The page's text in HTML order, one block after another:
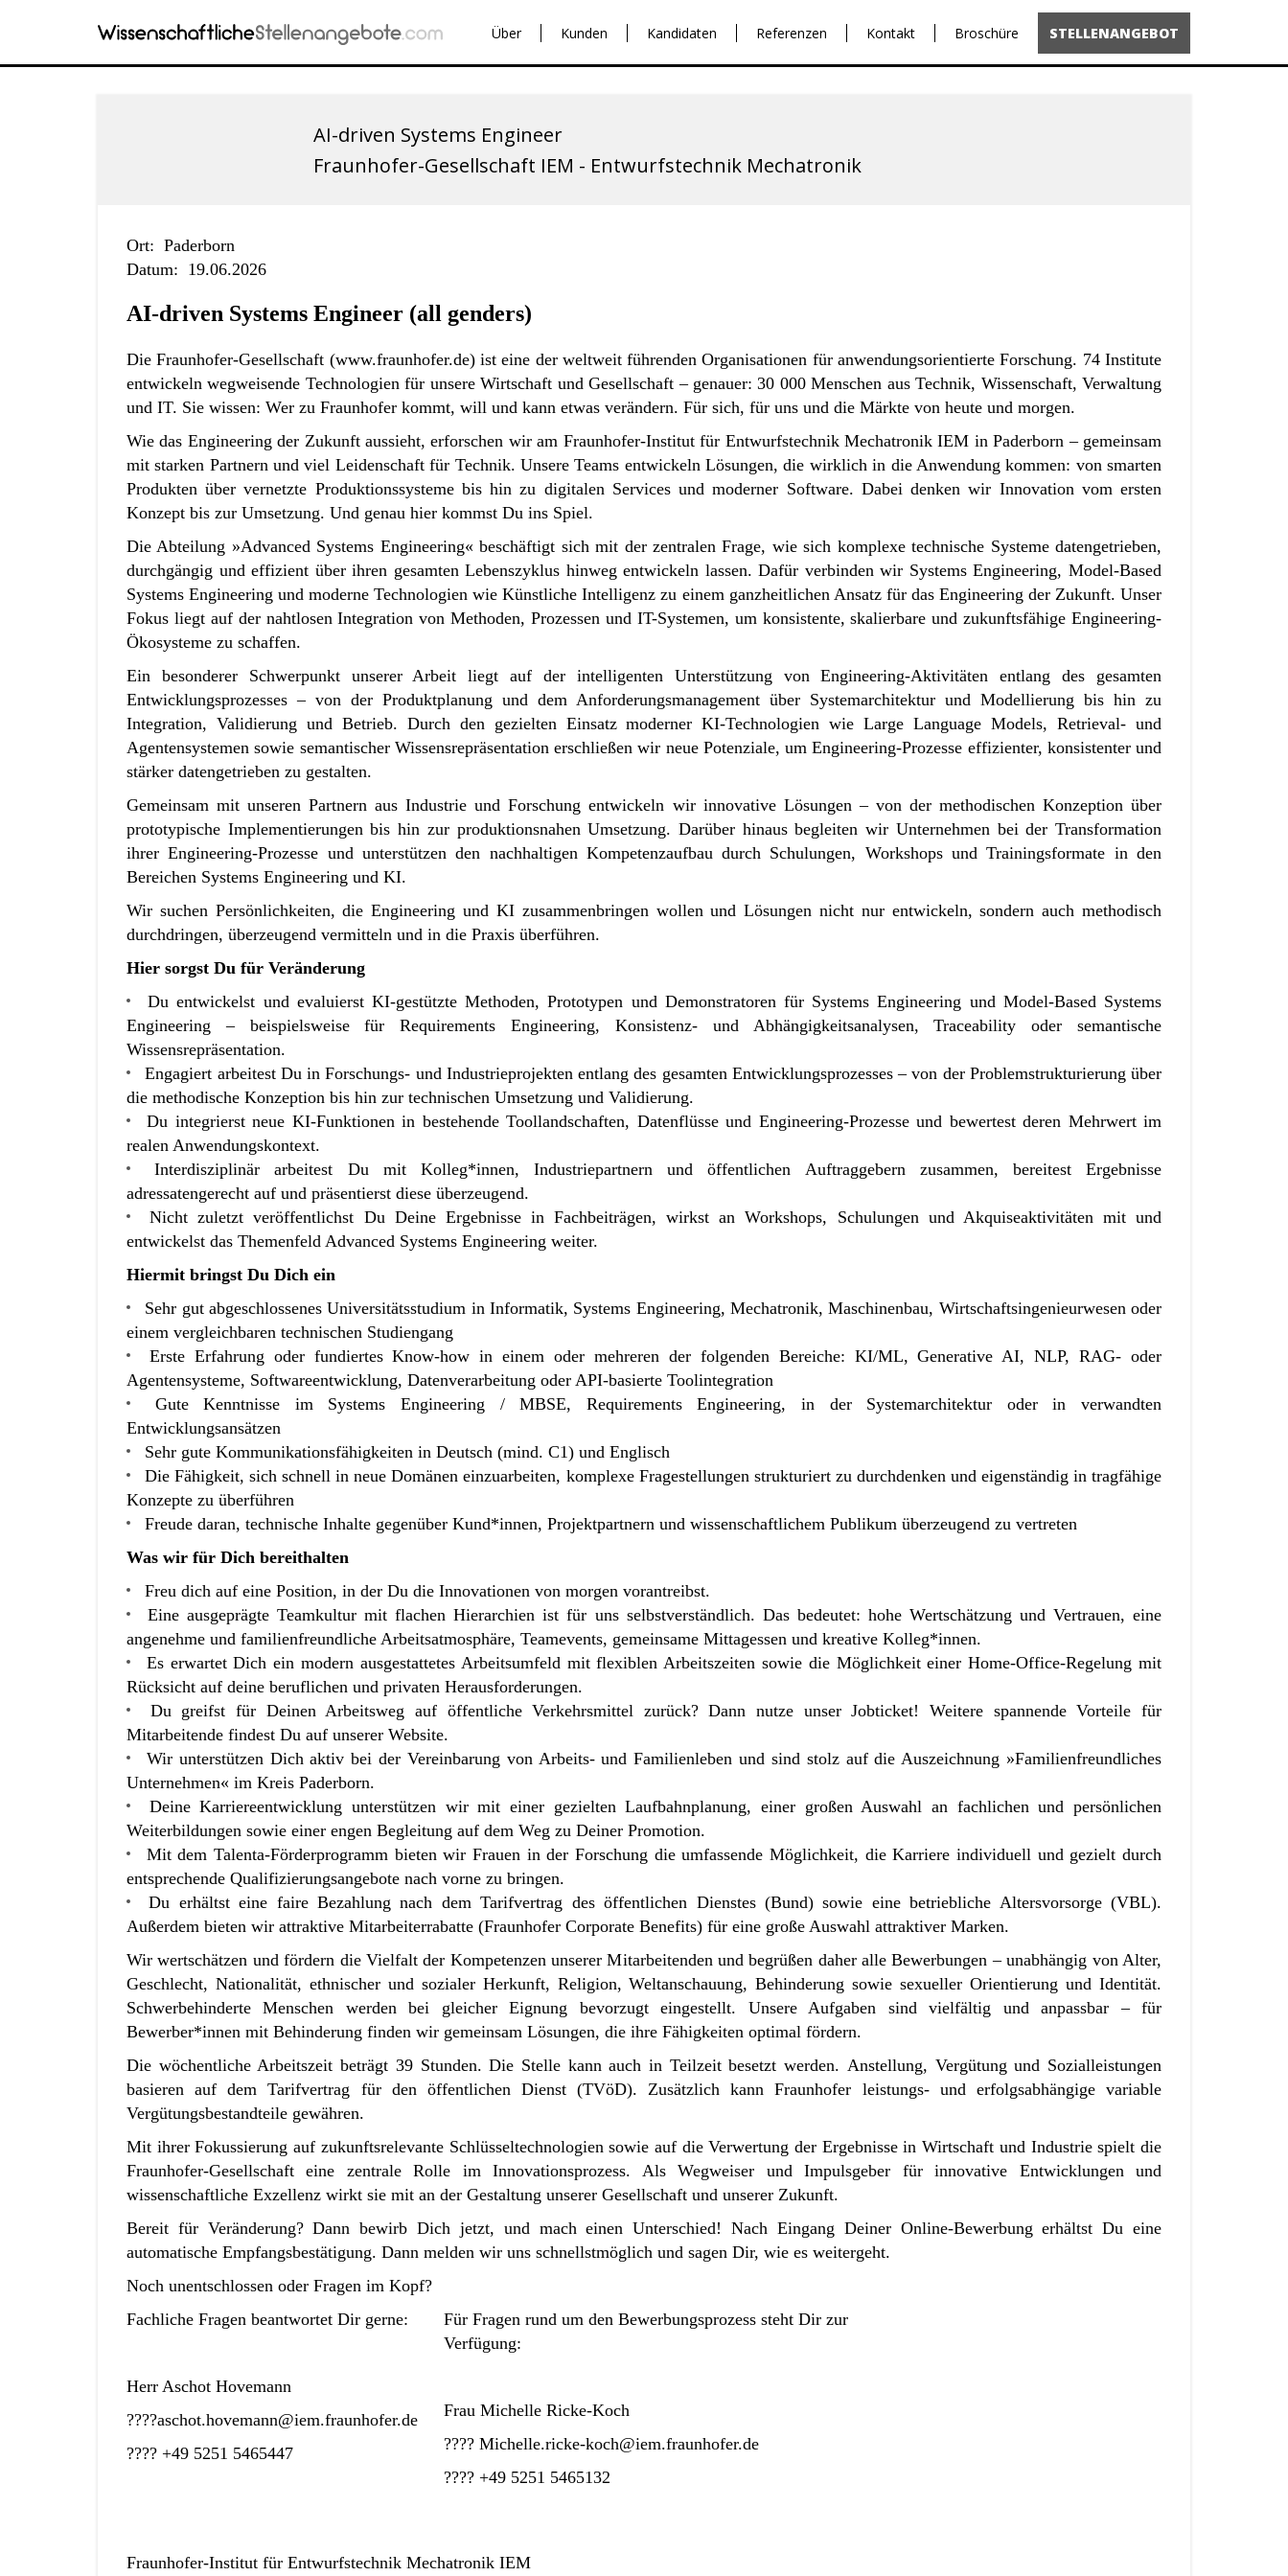
Über Kunden Kandidaten Referenzen Kontakt Broschüre STELLENANGEBOT
AI-driven Systems Engineer
Fraunhofer-Gesellschaft IEM - Entwurfstechnik Mechatronik
Ort: Paderborn
Datum: 19.06.2026
AI-driven Systems Engineer (all genders)
Die Fraunhofer-Gesellschaft (www.fraunhofer.de) ist eine der weltweit führenden Organisationen für anwendungsorientierte Forschung. 74 Institute
entwickeln wegweisende Technologien für unsere Wirtschaft und Gesellschaft – genauer: 30 000 Menschen aus Technik, Wissenschaft, Verwaltung
und IT. Sie wissen: Wer zu Fraunhofer kommt, will und kann etwas verändern. Für sich, für uns und die Märkte von heute und morgen.
Wie das Engineering der Zukunft aussieht, erforschen wir am Fraunhofer-Institut für Entwurfstechnik Mechatronik IEM in Paderborn – gemeinsam
mit starken Partnern und viel Leidenschaft für Technik. Unsere Teams entwickeln Lösungen, die wirklich in die Anwendung kommen: von smarten
Produkten über vernetzte Produktionssysteme bis hin zu digitalen Services und moderner Software. Dabei denken wir Innovation vom ersten
Konzept bis zur Umsetzung. Und genau hier kommst Du ins Spiel.
Die Abteilung »Advanced Systems Engineering« beschäftigt sich mit der zentralen Frage, wie sich komplexe technische Systeme datengetrieben,
durchgängig und effizient über ihren gesamten Lebenszyklus hinweg entwickeln lassen. Dafür verbinden wir Systems Engineering, Model-Based
Systems Engineering und moderne Technologien wie Künstliche Intelligenz zu einem ganzheitlichen Ansatz für das Engineering der Zukunft. Unser
Fokus liegt auf der nahtlosen Integration von Methoden, Prozessen und IT-Systemen, um konsistente, skalierbare und zukunftsfähige Engineering-
Ökosysteme zu schaffen.
Ein besonderer Schwerpunkt unserer Arbeit liegt auf der intelligenten Unterstützung von Engineering-Aktivitäten entlang des gesamten
Entwicklungsprozesses – von der Produktplanung und dem Anforderungsmanagement über Systemarchitektur und Modellierung bis hin zu
Integration, Validierung und Betrieb. Durch den gezielten Einsatz moderner KI-Technologien wie Large Language Models, Retrieval- und
Agentensystemen sowie semantischer Wissensrepräsentation erschließen wir neue Potenziale, um Engineering-Prozesse effizienter, konsistenter und
stärker datengetrieben zu gestalten.
Gemeinsam mit unseren Partnern aus Industrie und Forschung entwickeln wir innovative Lösungen – von der methodischen Konzeption über
prototypische Implementierungen bis hin zur produktionsnahen Umsetzung. Darüber hinaus begleiten wir Unternehmen bei der Transformation
ihrer Engineering-Prozesse und unterstützen den nachhaltigen Kompetenzaufbau durch Schulungen, Workshops und Trainingsformate in den
Bereichen Systems Engineering und KI.
Wir suchen Persönlichkeiten, die Engineering und KI zusammenbringen wollen und Lösungen nicht nur entwickeln, sondern auch methodisch
durchdringen, überzeugend vermitteln und in die Praxis überführen.
Hier sorgst Du für Veränderung
Du entwickelst und evaluierst KI-gestützte Methoden, Prototypen und Demonstratoren für Systems Engineering und Model-Based Systems
Engineering – beispielsweise für Requirements Engineering, Konsistenz- und Abhängigkeitsanalysen, Traceability oder semantische
Wissensrepräsentation.
Engagiert arbeitest Du in Forschungs- und Industrieprojekten entlang des gesamten Entwicklungsprozesses – von der Problemstrukturierung über
die methodische Konzeption bis hin zur technischen Umsetzung und Validierung.
Du integrierst neue KI-Funktionen in bestehende Toollandschaften, Datenflüsse und Engineering-Prozesse und bewertest deren Mehrwert im
realen Anwendungskontext.
Interdisziplinär arbeitest Du mit Kolleg*innen, Industriepartnern und öffentlichen Auftraggebern zusammen, bereitest Ergebnisse
adressatengerecht auf und präsentierst diese überzeugend.
Nicht zuletzt veröffentlichst Du Deine Ergebnisse in Fachbeiträgen, wirkst an Workshops, Schulungen und Akquiseaktivitäten mit und
entwickelst das Themenfeld Advanced Systems Engineering weiter.
Hiermit bringst Du Dich ein
Sehr gut abgeschlossenes Universitätsstudium in Informatik, Systems Engineering, Mechatronik, Maschinenbau, Wirtschaftsingenieurwesen oder
einem vergleichbaren technischen Studiengang
Erste Erfahrung oder fundiertes Know-how in einem oder mehreren der folgenden Bereiche: KI/ML, Generative AI, NLP, RAG- oder
Agentensysteme, Softwareentwicklung, Datenverarbeitung oder API-basierte Toolintegration
Gute Kenntnisse im Systems Engineering / MBSE, Requirements Engineering, in der Systemarchitektur oder in verwandten
Entwicklungsansätzen
Sehr gute Kommunikationsfähigkeiten in Deutsch (mind. C1) und Englisch
Die Fähigkeit, sich schnell in neue Domänen einzuarbeiten, komplexe Fragestellungen strukturiert zu durchdenken und eigenständig in tragfähige
Konzepte zu überführen
Freude daran, technische Inhalte gegenüber Kund*innen, Projektpartnern und wissenschaftlichem Publikum überzeugend zu vertreten
Was wir für Dich bereithalten
Freu dich auf eine Position, in der Du die Innovationen von morgen vorantreibst.
Eine ausgeprägte Teamkultur mit flachen Hierarchien ist für uns selbstverständlich. Das bedeutet: hohe Wertschätzung und Vertrauen, eine
angenehme und familienfreundliche Arbeitsatmosphäre, Teamevents, gemeinsame Mittagessen und kreative Kolleg*innen.
Es erwartet Dich ein modern ausgestattetes Arbeitsumfeld mit flexiblen Arbeitszeiten sowie die Möglichkeit einer Home-Office-Regelung mit
Rücksicht auf deine beruflichen und privaten Herausforderungen.
Du greifst für Deinen Arbeitsweg auf öffentliche Verkehrsmittel zurück? Dann nutze unser Jobticket! Weitere spannendeVorteile für
Mitarbeitende findest Du auf unserer Website.
Wir unterstützen Dich aktiv bei der Vereinbarung von Arbeits- und Familienleben und sind stolz auf die Auszeichnung »Familienfreundliches
Unternehmen« im Kreis Paderborn.
Deine Karriereentwicklung unterstützen wir mit einer gezielten Laufbahnplanung, einer großen Auswahl an fachlichen und persönlichen
Weiterbildungen sowie einer engen Begleitung auf dem Weg zu Deiner Promotion.
Mit dem Talenta-Förderprogramm bieten wir Frauen in der Forschung die umfassende Möglichkeit, die Karriere individuell und gezielt durch
entsprechende Qualifizierungsangebote nach vorne zu bringen.
Du erhältst eine faire Bezahlung nach dem Tarifvertrag des öffentlichen Dienstes (Bund) sowie eine betriebliche Altersvorsorge (VBL).
Außerdem bieten wir attraktive Mitarbeiterrabatte (Fraunhofer Corporate Benefits) für eine große Auswahl attraktiver Marken.
Wir wertschätzen und fördern die Vielfalt der Kompetenzen unserer Mitarbeitenden und begrüßen daher alle Bewerbungen – unabhängig von Alter,
Geschlecht, Nationalität, ethnischer und sozialer Herkunft, Religion, Weltanschauung, Behinderung sowie sexueller Orientierung und Identität.
Schwerbehinderte Menschen werden bei gleicher Eignung bevorzugt eingestellt. Unsere Aufgaben sind vielfältig und anpassbar – für
Bewerber*innen mit Behinderung finden wir gemeinsam Lösungen, die ihre Fähigkeiten optimal fördern.
Die wöchentliche Arbeitszeit beträgt 39 Stunden. Die Stelle kann auch in Teilzeit besetzt werden. Anstellung, Vergütung und Sozialleistungen
basieren auf dem Tarifvertrag für den öffentlichen Dienst (TVöD). Zusätzlich kann Fraunhofer leistungs- und erfolgsabhängige variable
Vergütungsbestandteile gewähren.
Mit ihrer Fokussierung auf zukunftsrelevante Schlüsseltechnologien sowie auf die Verwertung der Ergebnisse in Wirtschaft und Industrie spielt die
Fraunhofer-Gesellschaft eine zentrale Rolle im Innovationsprozess. Als Wegweiser und Impulsgeber für innovative Entwicklungen und
wissenschaftliche Exzellenz wirkt sie mit an der Gestaltung unserer Gesellschaft und unserer Zukunft.
Bereit für Veränderung? Dann bewirb Dich jetzt, und mach einen Unterschied! Nach Eingang Deiner Online-Bewerbung erhältst Du eine
automatische Empfangsbestätigung. Dann melden wir uns schnellstmöglich und sagen Dir, wie es weitergeht.
Noch unentschlossen oder Fragen im Kopf?
Fachliche Fragen beantwortet Dir gerne:
Herr Aschot Hovemann
????aschot.hovemann@iem.fraunhofer.de
???? +49 5251 5465447
Für Fragen rund um den Bewerbungsprozess steht Dir zur
Verfügung:
Frau Michelle Ricke-Koch
???? Michelle.ricke-koch@iem.fraunhofer.de
???? +49 5251 5465132
Fraunhofer-Institut für Entwurfstechnik Mechatronik IEM